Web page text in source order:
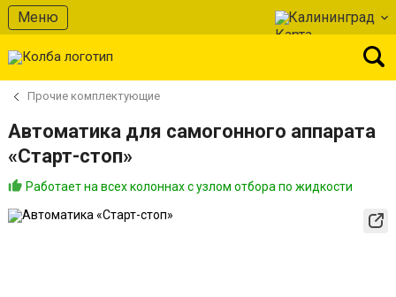
Меню Калининград
Прочие комплектующие
Автоматика для самогонного аппарата
«Старт-стоп»
Работает на всех колоннах с узлом отбора по жидкости